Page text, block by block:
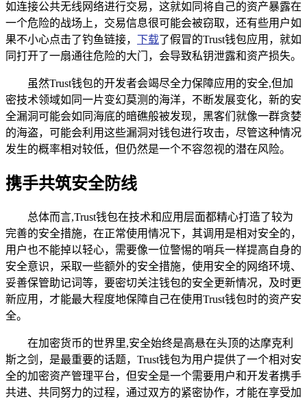
如连接公共无线网络进行交易，这就如同将自己的资产暴露在
一个危险的战场上，交易信息很可能会被窃取，还有些用户如
果不小心点击了钓鱼链接， 下载了假冒的Trust钱包应用，就如
同打开了一扇通往危险的大门，会导致私钥泄露和资产损失。
虽然Trust钱包的开发者会竭尽全力保障应用的安全,但加
密技术领域如同一片变幻莫测的海洋，不断发展变化，新的安
全漏洞可能会如同海底的暗礁般被发现，黑客们就像一群贪婪
的海盗，可能会利用这些漏洞对钱包进行攻击，尽管这种情况
发生的概率相对较低，但仍然是一个不容忽视的潜在风险。
携手共筑安全防线
总体而言,Trust钱包在技术和应用层面都精心打造了较为
完善的安全措施，在正常使用情况下，其调用是相对安全的，
用户也不能掉以轻心，需要像一位警惕的哨兵一样提高自身的
安全意识，采取一些额外的安全措施，使用安全的网络环境、
妥善保管助记词等，要密切关注钱包的安全更新情况，及时更
新应用，才能最大程度地保障自己在使用Trust钱包时的资产安
全。
在加密货币的世界里,安全始终是高悬在头顶的达摩克利
斯之剑，是最重要的话题，Trust钱包为用户提供了一个相对安
全的加密资产管理平台，但安全是一个需要用户和开发者携手
共进、共同努力的过程，通过双方的紧密协作，才能在享受加